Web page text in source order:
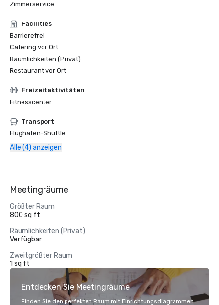
Zimmerservice
Facilities
Barrierefrei
Catering vor Ort
Räumlichkeiten (Privat)
Restaurant vor Ort
Freizeitaktivitäten
Fitnesscenter
Transport
Flughafen-Shuttle
Alle (4) anzeigen
Meetingräume
Größter Raum
800 sq ft
Räumlichkeiten (Privat)
Verfügbar
Zweitgrößter Raum
1 sq ft
Entdecken Sie Meetingräume
Finden Sie den perfekten Raum mit Einrichtungsdiagrammen